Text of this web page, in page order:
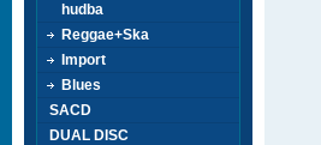
hudba
Reggae+Ska
Import
Blues
SACD
DUAL DISC